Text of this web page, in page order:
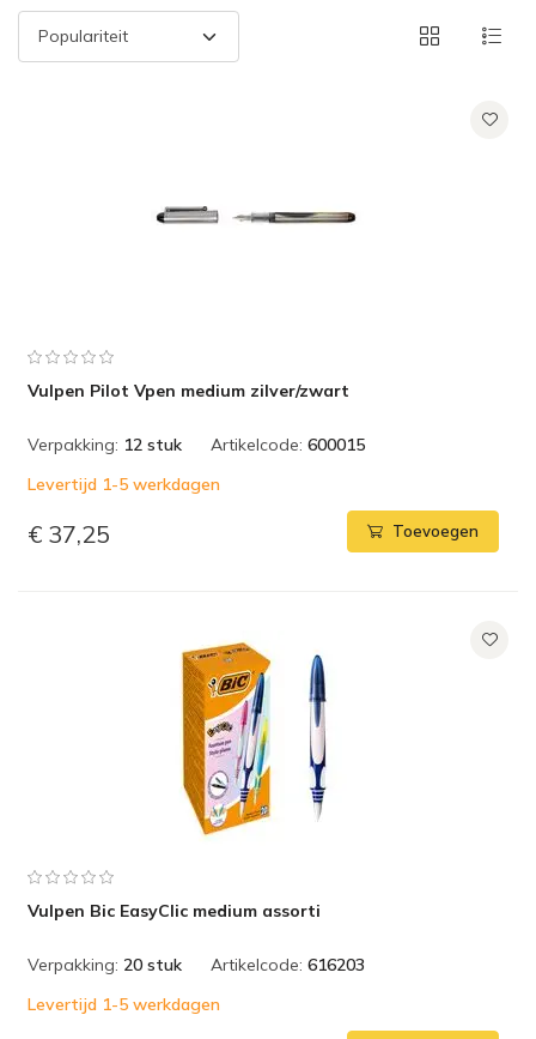
Vulpen Pilot Vpen medium zilver/zwart
Verpakking: 12 stuk Artikelcode: 600015
Levertijd 1-5 werkdagen
€ 37,25 Toevoegen
Vulpen Bic EasyClic medium assorti
Verpakking: 20 stuk Artikelcode: 616203
Levertijd 1-5 werkdagen